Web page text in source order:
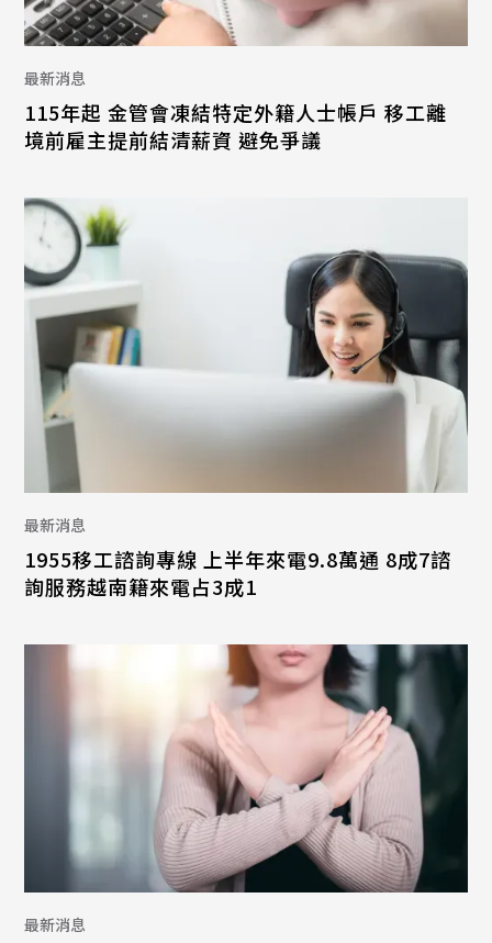
最新消息
115年起 金管會凍結特定外籍人士帳戶 移工離
境前雇主提前結清薪資 避免爭議
最新消息
1955移工諮詢專線 上半年來電9.8萬通 8成7諮
詢服務越南籍來電占3成1
最新消息